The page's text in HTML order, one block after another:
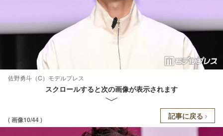
佐野勇斗（C）モデルプレス
スクロールすると次の画像が表示されます
( 画像10/44 ) 記事に戻る